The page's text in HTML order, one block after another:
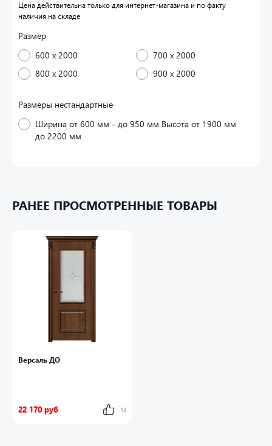
Размер
600 x 2000
700 x 2000
800 x 2000
900 x 2000
Размеры нестандартные
Ширина от 600 мм - до 950 мм Высота от 1900 мм
до 2200 мм
Цена действительна только для интернет-магазина и по факту
наличия на складе
РАНЕЕ ПРОСМОТРЕННЫЕ ТОВАРЫ
Версаль ДО
22 170 руб 13